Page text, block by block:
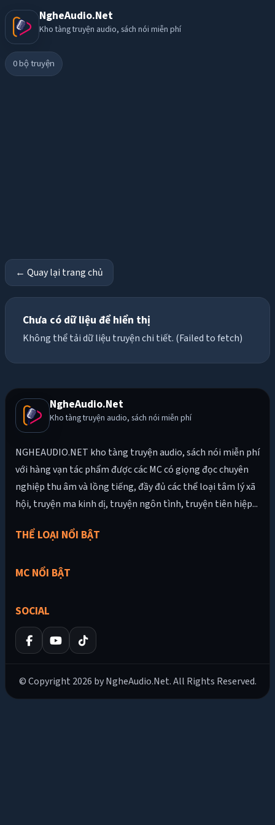
NgheAudio.Net
Kho tàng truyện audio, sách nói miễn phí
0bộ truyện
← Quay lại trang chủ
Chưa có dữ liệu để hiển thị
Không thể tải dữ liệu truyện chi tiết. (Failed to fetch)
NgheAudio.Net
Kho tàng truyện audio, sách nói miễn phí
NGHEAUDIO.NET kho tàng truyện audio, sách nói miễn phí
với hàng vạn tác phẩm được các MC có giọng đọc chuyên
nghiệp thu âm và lồng tiếng, đầy đủ các thể loại tâm lý xã
hội, truyện ma kinh dị, truyện ngôn tình, truyện tiên hiệp...
THỂ LOẠI NỔI BẬT
MC NỔI BẬT
SOCIAL
© Copyright 2026 by NgheAudio.Net. All Rights Reserved.